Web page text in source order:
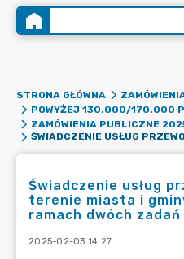
STRONA GŁÓWNA
POWYŻEJ 130.000/170.000
ZAMÓWIENIA PUBLICZNE
Świadczenie usług
terenie miasta i
ramach dwóch zadań
2025-02-03 14:27